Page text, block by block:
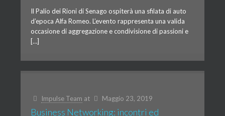
Il Palio dei Rioni di Senago ospiterà una sfilata di auto
d’epoca Alfa Romeo. L’evento rappresenta una valida
occasione di aggregazione e condivisione di passioni e
[…]
Impulse Team at Maggio 23, 2019
Business Networking: incontri ed